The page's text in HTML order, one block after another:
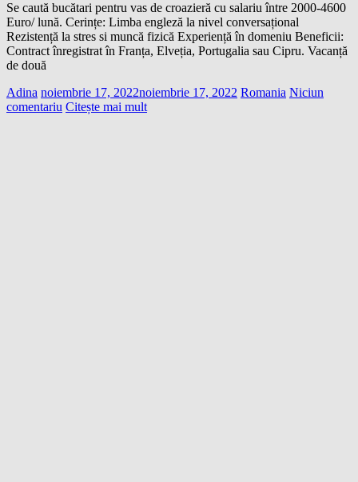
Se caută bucătari pentru vas de croazieră cu salariu între 2000-4600
Euro/ lună. Cerințe: Limba engleză la nivel conversațional
Rezistență la stres si muncă fizică Experiență în domeniu Beneficii:
Contract înregistrat în Franța, Elveția, Portugalia sau Cipru. Vacanță
de două
Adina noiembrie 17, 2022noiembrie 17, 2022 Romania Niciun
comentariu Citește mai mult